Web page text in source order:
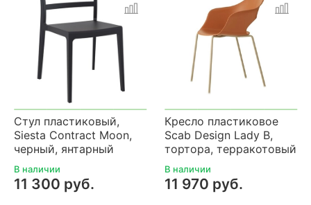
Стул пластиковый,
Siesta Contract Moon,
черный, янтарный
В наличии
11 300 руб.
Кресло пластиковое
Scab Design Lady B,
тортора, терракотовый
В наличии
11 970 руб.